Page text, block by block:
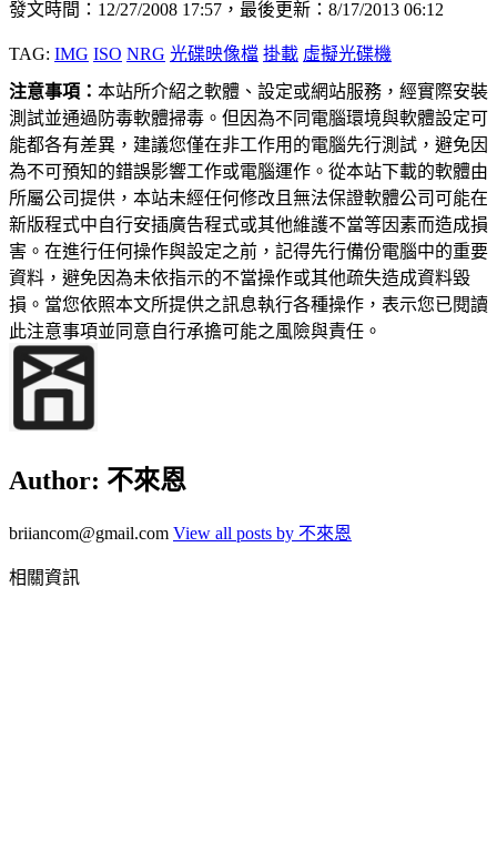
發文時間：12/27/2008 17:57，最後更新：8/17/2013 06:12
TAG: IMG ISO NRG 光碟映像檔 掛載 虛擬光碟機
注意事項： 本站所介紹之軟體、設定或網站服務，經實際安裝
測試並通過防毒軟體掃毒。但因為不同電腦環境與軟體設定可
能都各有差異，建議您僅在非工作用的電腦先行測試，避免因
為不可預知的錯誤影響工作或電腦運作。從本站下載的軟體由
所屬公司提供，本站未經任何修改且無法保證軟體公司可能在
新版程式中自行安插廣告程式或其他維護不當等因素而造成損
害。在進行任何操作與設定之前，記得先行備份電腦中的重要
資料，避免因為未依指示的不當操作或其他疏失造成資料毀
損。當您依照本文所提供之訊息執行各種操作，表示您已閱讀
此注意事項並同意自行承擔可能之風險與責任。
Author: 不來恩
briiancom@gmail.com View all posts by 不來恩
相關資訊